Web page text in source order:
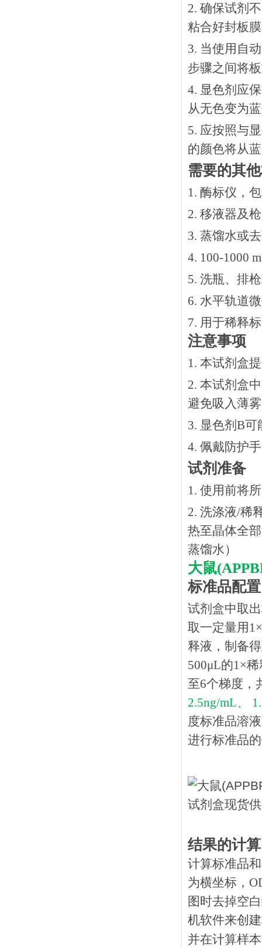
2. 确保试剂
粘合好封板
3. 当使用自
步骤之间将
4. 显色剂应
从无色变为
5. 应按照与
的颜色将从
需要的其
1. 酶标仪，
2. 移液器及
3. 蒸馏水或
4. 100-1000
5. 洗瓶、排
6. 水平轨道
7. 用于稀释
注意事项
1. 本试剂盒
2. 本试剂盒
避免吸入薄
3. 显色剂B
4. 佩戴防护
试剂准备
1. 使用前将
2. 洗涤液/稀
热⾄晶体全
蒸馏水）
大鼠
标准品配置
试剂盒中取
取一定量用
释液，制备
500μL的1×
至6个梯度，
2.5ng/mL、
度标准品溶
进行标准品
结果的计算
计算标准品
为横坐标，
图时去掉空
机软件来创
并在计算样